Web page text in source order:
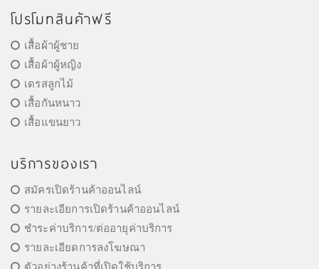
โปรโมทสินค้าฟรี
เสื้อผ้าผู้ชาย
เสื้อผ้าผู้หญิง
เดรสลูกไม้
เสื้อกันหนาว
เสื้อแขนยาว
บริการของเรา
สมัครเปิดร้านค้าออนไลน์
รายละเอียการเปิดร้านค้าออนไลน์
ชำระค่าบริการ/ต่ออายุค่าบริการ
รายละเอียดการลงโฆษณา